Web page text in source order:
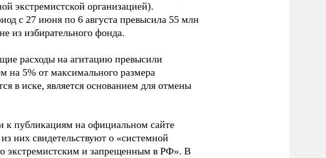
экстремистской организацией).
с 27 июня по 6 августа превысила 55 млн
из избирательного фонда.
расходы на агитацию превысили
на 5% от максимального размера
в иске, является основанием для отмены
к публикациям на официальном сайте
них свидетельствуют о «системной
экстремистским и запрещенным в РФ». В